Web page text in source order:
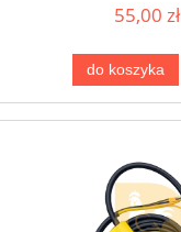
55,00 zł
do koszyka